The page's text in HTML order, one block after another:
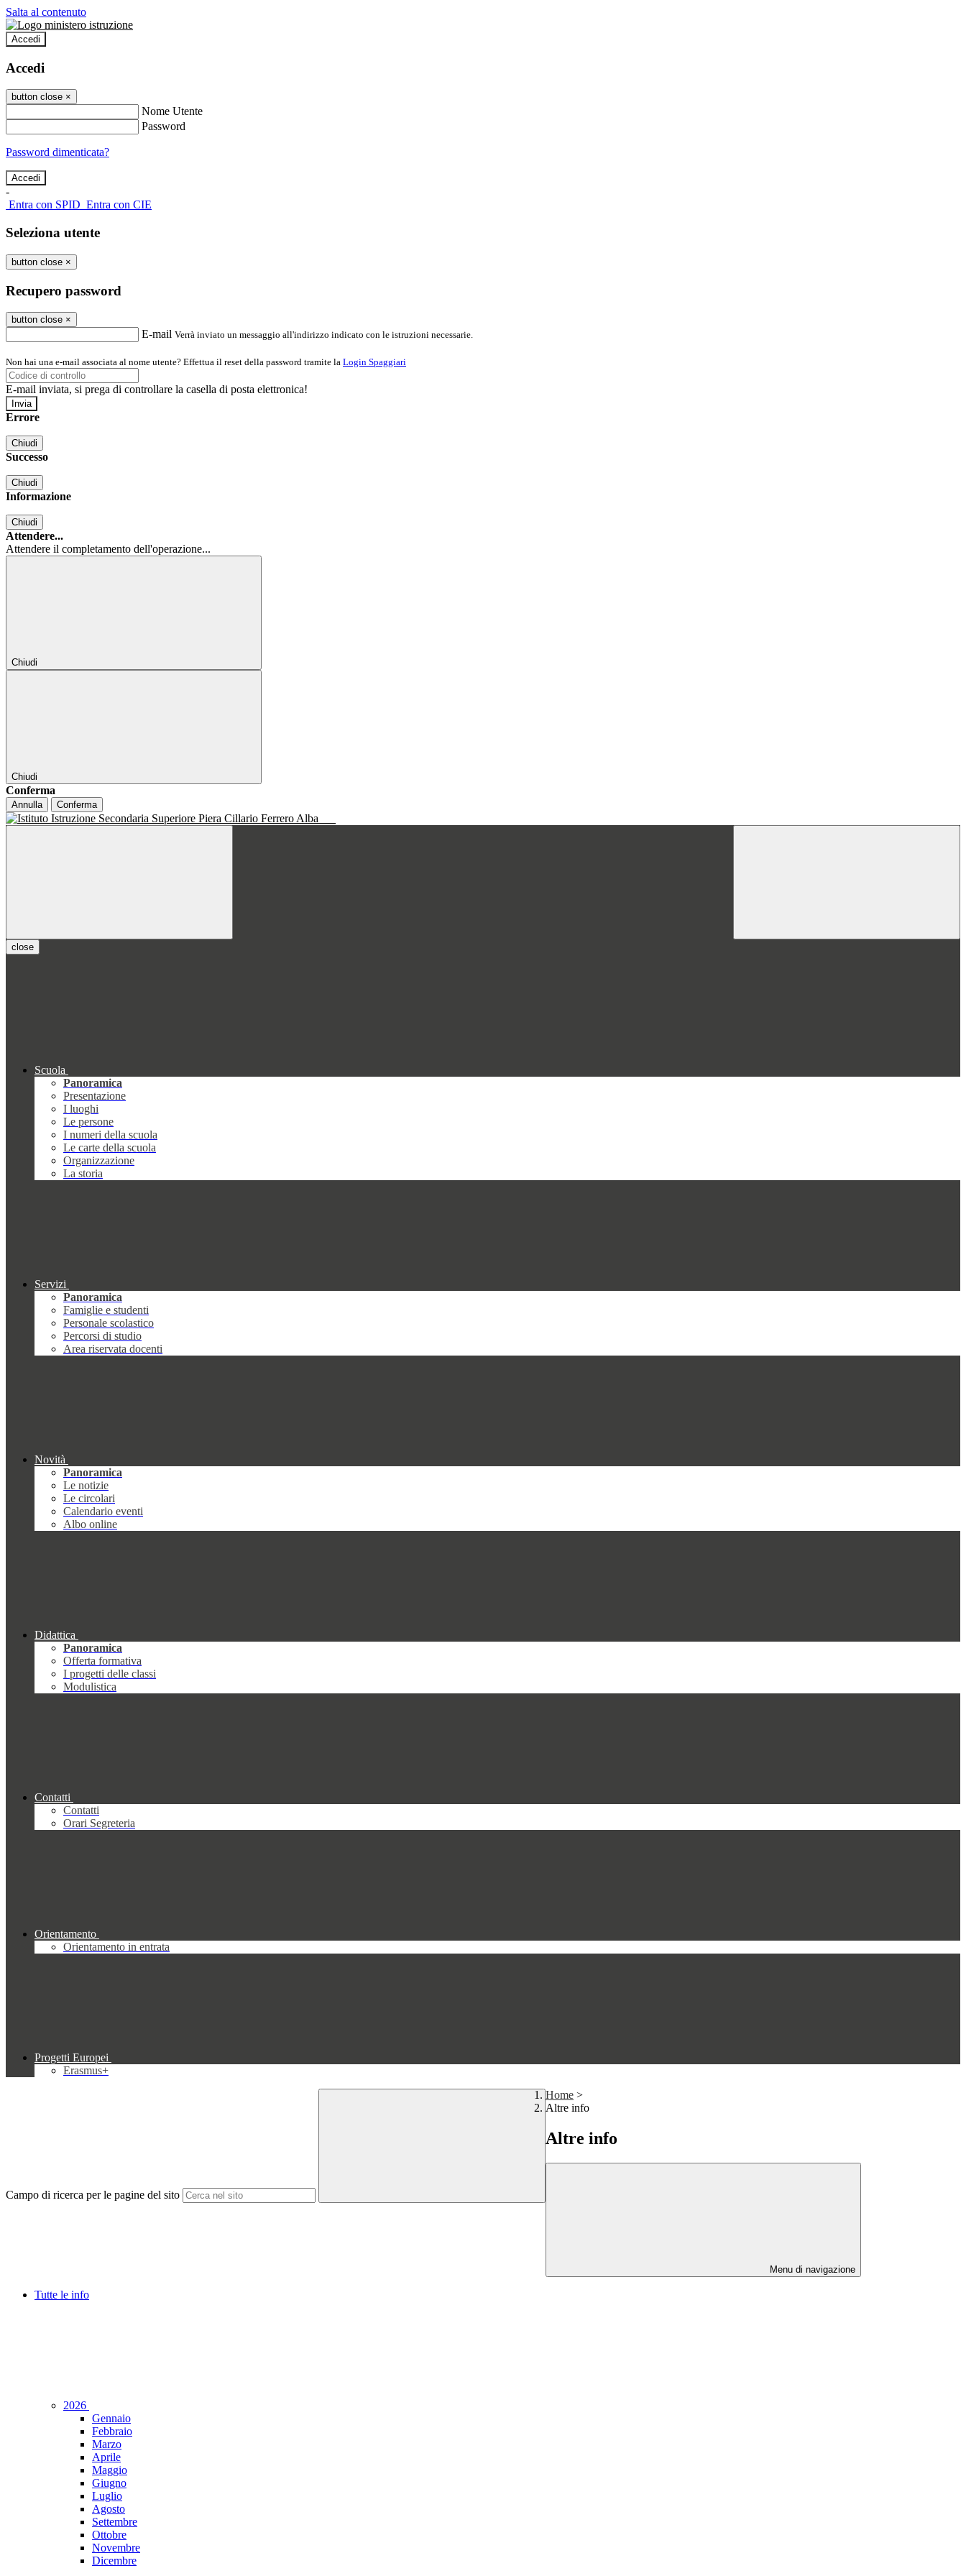
Salta al contenuto
Accedi
Accedi
button close ×
Nome Utente
Password
Password dimenticata?
-
Entra con SPID Entra con CIE
Seleziona utente
button close ×
Recupero password
button close ×
E-mail Verrà inviato un messaggio all'indirizzo indicato con le istruzioni necessarie.
Non hai una e-mail associata al nome utente? Effettua il reset della password tramite la Login Spaggiari
E-mail inviata, si prega di controllare la casella di posta elettronica!
Errore
Chiudi
Successo
Chiudi
Informazione
Chiudi
Attendere...
Attendere il completamento dell'operazione...
Chiudi
Chiudi
Conferma
Annulla Conferma
close
Scuola
Panoramica
Presentazione
I luoghi
Le persone
I numeri della scuola
Le carte della scuola
Organizzazione
La storia
Servizi
Panoramica
Famiglie e studenti
Personale scolastico
Percorsi di studio
Area riservata docenti
Novità
Panoramica
Le notizie
Le circolari
Calendario eventi
Albo online
Didattica
Panoramica
Offerta formativa
I progetti delle classi
Modulistica
Contatti
Contatti
Orari Segreteria
Orientamento
Orientamento in entrata
Progetti Europei
Erasmus+
Campo di ricerca per le pagine del sito
Home >
Altre info
Altre info
Menu di navigazione
Tutte le info
2026
Gennaio
Febbraio
Marzo
Aprile
Maggio
Giugno
Luglio
Agosto
Settembre
Ottobre
Novembre
Dicembre